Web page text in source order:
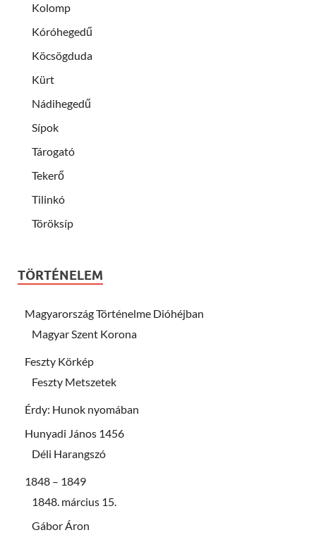
Kolomp
Kóróhegedű
Köcsögduda
Kürt
Nádihegedű
Sípok
Tárogató
Tekerő
Tilinkó
Töröksíp
TÖRTÉNELEM
Magyarország Történelme Dióhéjban
Magyar Szent Korona
Feszty Körkép
Feszty Metszetek
Érdy: Hunok nyomában
Hunyadi János 1456
Déli Harangszó
1848 – 1849
1848. március 15.
Gábor Áron